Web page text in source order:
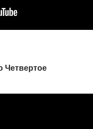
Четвертое